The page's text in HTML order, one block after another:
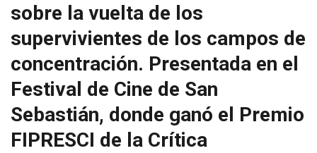
sobre la vuelta de los
supervivientes de los campos de
concentración. Presentada en el
Festival de Cine de San
Sebastián, donde ganó el Premio
FIPRESCI de la Crítica